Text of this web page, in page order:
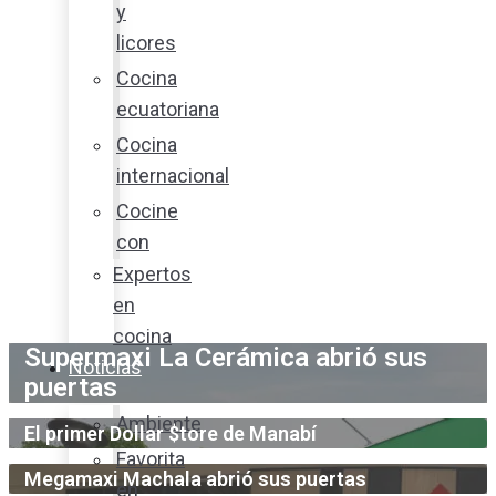
y
licores
Cocina
ecuatoriana
Cocina
internacional
Cocine
con
Expertos
en
cocina
Noticias
Ambiente
Favorita
en
Supermaxi La Cerámica abrió sus
puertas
El primer Dollar $tore de Manabí
Megamaxi Machala abrió sus puertas